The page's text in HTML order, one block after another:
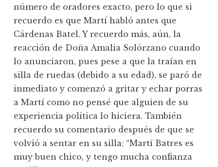
número de oradores exacto, pero lo que si
recuerdo es que Martí habló antes que
Cárdenas Batel. Y recuerdo más, aún, la
reacción de Doña Amalia Solórzano cuando
lo anunciaron, pues pese a que la traían en
silla de ruedas (debido a su edad), se paró de
inmediato y comenzó a gritar y echar porras
a Martí como no pensé que alguien de su
experiencia política lo hiciera. También
recuerdo su comentario después de que se
volvió a sentar en su silla: “Martí Batres es
muy buen chico, y tengo mucha confianza